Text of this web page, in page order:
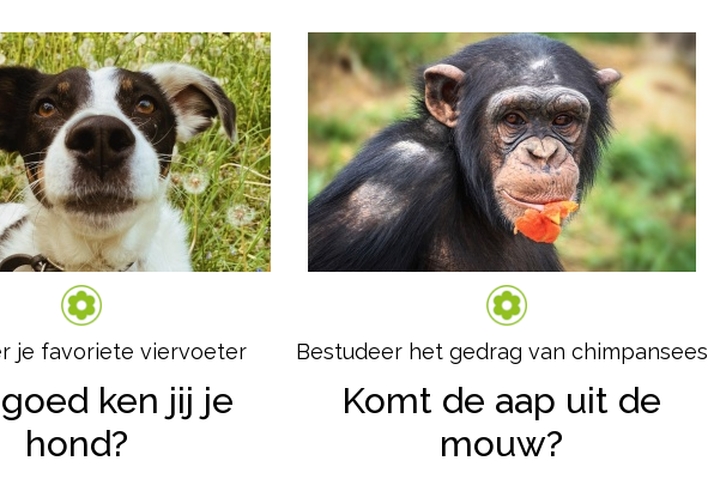
je favoriete viervoeter
ken jij je
hond?
Bestudeer het gedrag van chimpansees
Komt de aap uit de
mouw?